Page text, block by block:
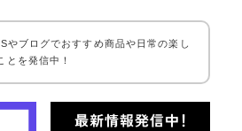
やブログでおすすめ商品や日常の楽し
とを発信中！